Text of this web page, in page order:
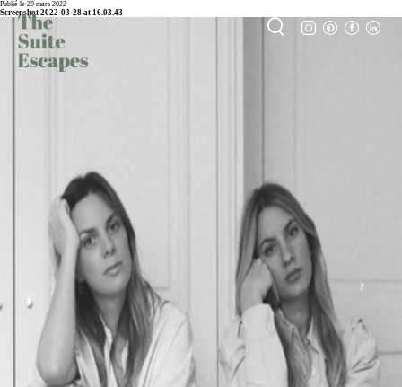
Publié le 29 mars 2022
Screenshot 2022-03-28 at 16.03.43